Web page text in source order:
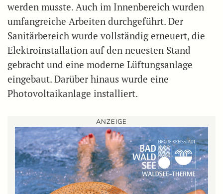
werden musste. Auch im Innenbereich wurden
umfangreiche Arbeiten durchgeführt. Der
Sanitärbereich wurde vollständig erneuert, die
Elektroinstallation auf den neuesten Stand
gebracht und eine moderne Lüftungsanlage
eingebaut. Darüber hinaus wurde eine
Photovoltaikanlage installiert.
ANZEIGE